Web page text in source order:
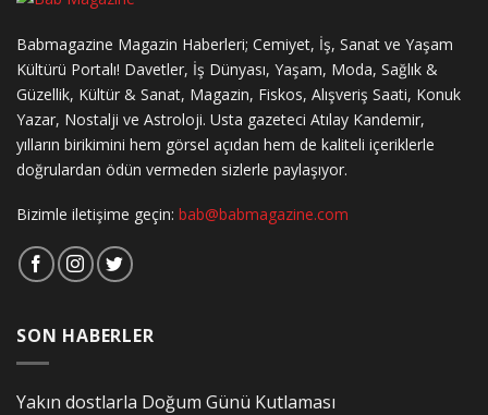
Babmagazine Magazin Haberleri; Cemiyet, İş, Sanat ve Yaşam
Kültürü Portalı! Davetler, İş Dünyası, Yaşam, Moda, Sağlık &
Güzellik, Kültür & Sanat, Magazin, Fiskos, Alışveriş Saati, Konuk
Yazar, Nostalji ve Astroloji. Usta gazeteci Atılay Kandemir,
yılların birikimini hem görsel açıdan hem de kaliteli içeriklerle
doğrulardan ödün vermeden sizlerle paylaşıyor.
Bizimle iletişime geçin: bab@babmagazine.com
SON HABERLER
Yakın dostlarla Doğum Günü Kutlaması